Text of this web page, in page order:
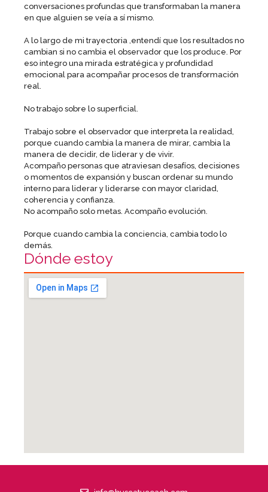
conversaciones profundas que transformaban la manera
en que alguien se veía a sí mismo.
A lo largo de mi trayectoria ,entendí que los resultados no
cambian si no cambia el observador que los produce. Por
eso integro una mirada estratégica y profundidad
emocional para acompañar procesos de transformación
real.
No trabajo sobre lo superficial.
Trabajo sobre el observador que interpreta la realidad,
porque cuando cambia la manera de mirar, cambia la
manera de decidir, de liderar y de vivir.
Acompaño personas que atraviesan desafíos, decisiones
o momentos de expansión y buscan ordenar su mundo
interno para liderar y liderarse con mayor claridad,
coherencia y confianza.
No acompaño solo metas. Acompaño evolución.
Porque cuando cambia la conciencia, cambia todo lo
demás.
Dónde estoy